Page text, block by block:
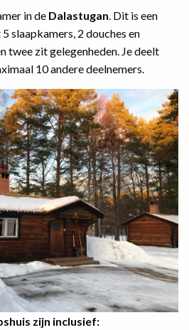
in de Dalastugan. Dit is een
slaapkamers, 2 douches en
twee zit gelegenheden. Je deelt
10 andere deelnemers.
zijn inclusief: